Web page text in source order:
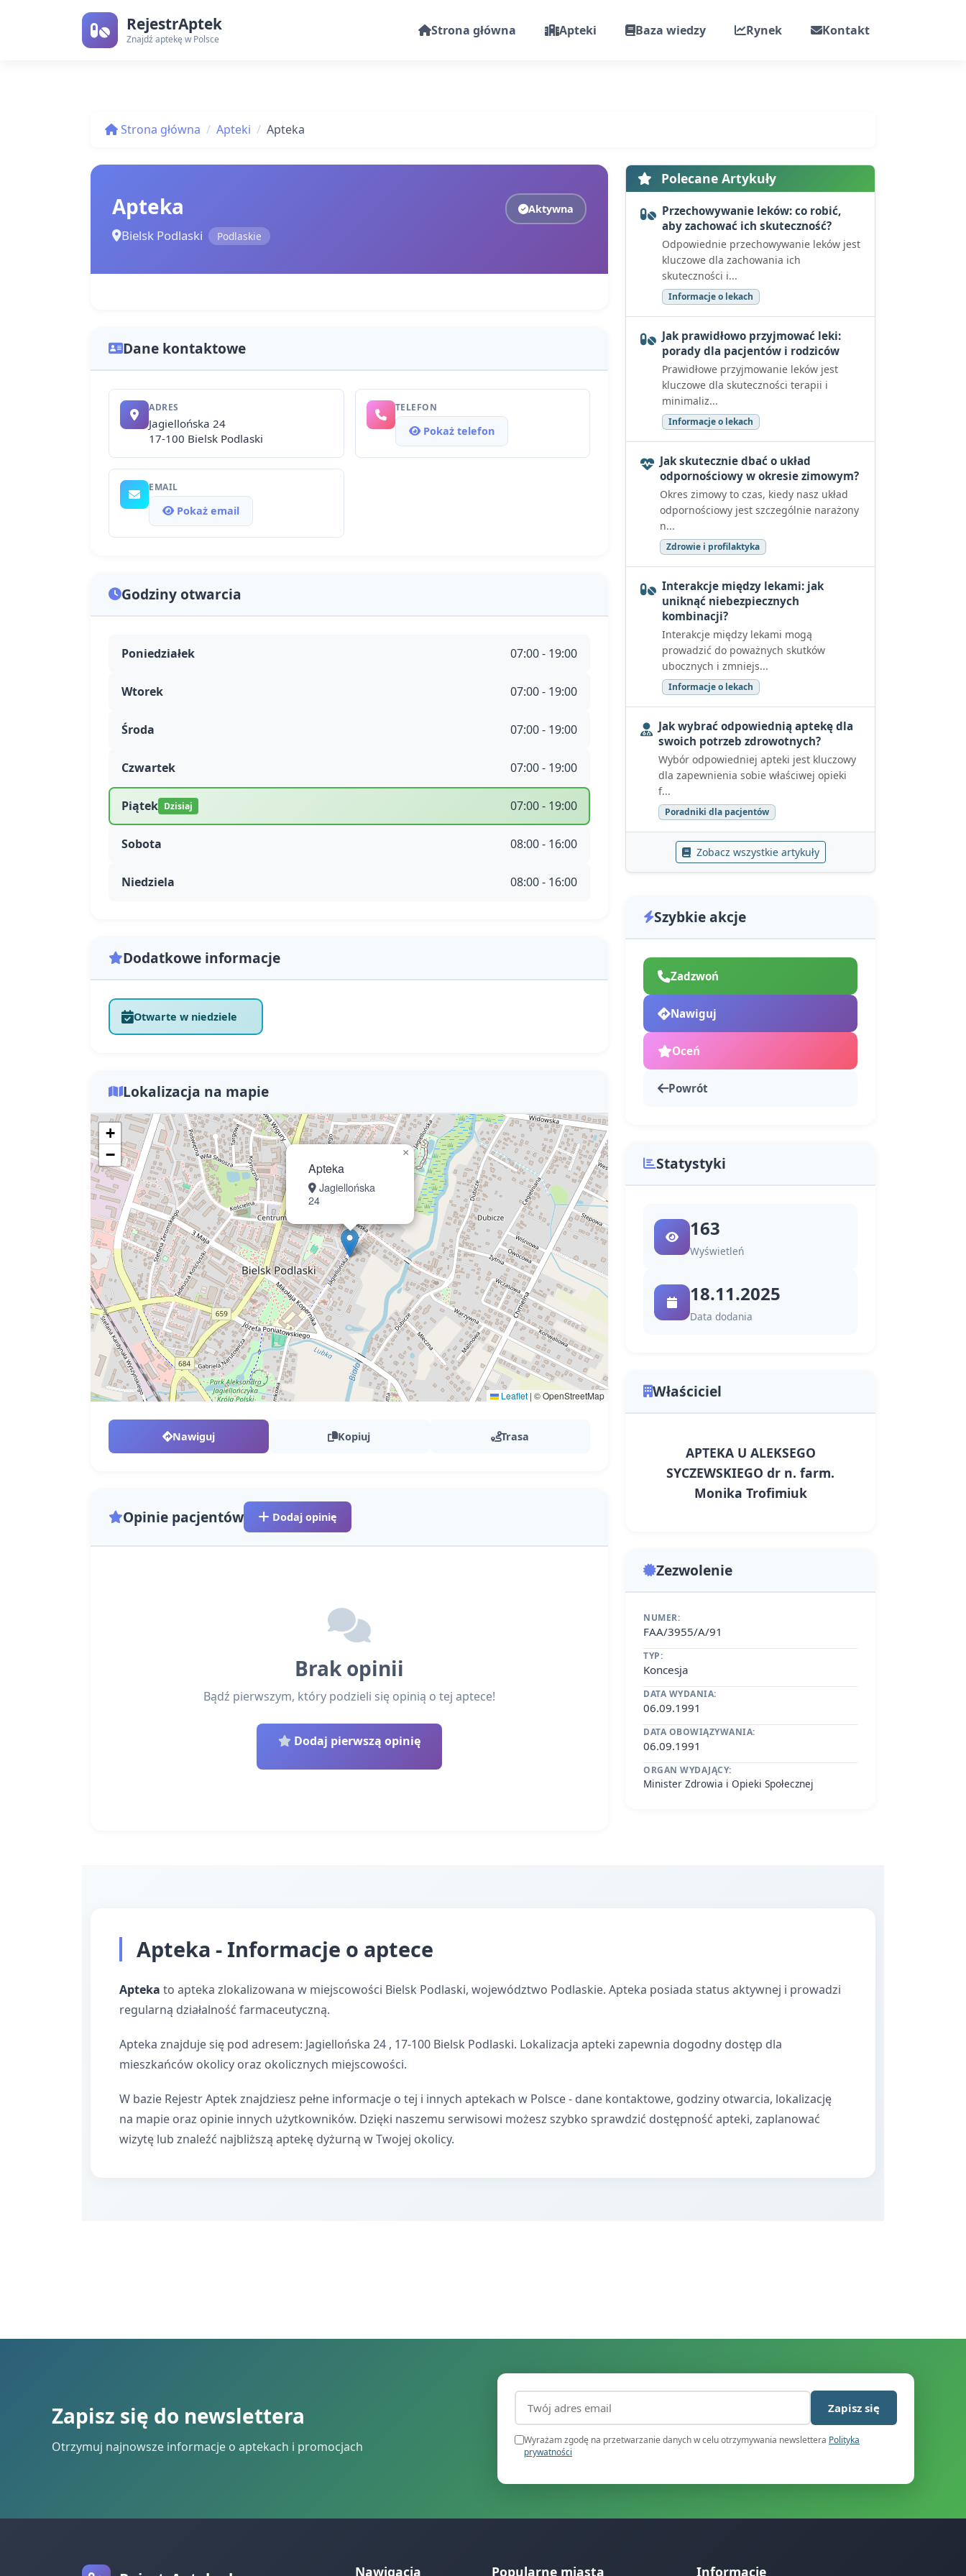
RejestrAptek
Znajdź aptekę w Polsce
Strona główna Apteki Baza wiedzy Rynek Kontakt
Strona główna Apteki Apteka
Apteka
Bielsk Podlaski Podlaskie
Aktywna
Dane kontaktowe
ADRES
Jagiellońska 24
17-100 Bielsk Podlaski
TELEFON
Pokaż telefon
EMAIL
Pokaż email
Godziny otwarcia
Poniedziałek 07:00 - 19:00
Wtorek 07:00 - 19:00
Środa 07:00 - 19:00
Czwartek 07:00 - 19:00
Piątek Dzisiaj 07:00 - 19:00
Sobota 08:00 - 16:00
Niedziela 08:00 - 16:00
Dodatkowe informacje
Otwarte w niedziele
Lokalizacja na mapie
Apteka
Jagiellońska
24
×
+
−
Leaflet | © OpenStreetMap
Nawiguj Kopiuj Trasa
Opinie pacjentów Dodaj opinię
Brak opinii
Bądź pierwszym, który podzieli się opinią o tej aptece!
Dodaj pierwszą opinię
Polecane Artykuły
Przechowywanie leków: co robić,
aby zachować ich skuteczność?
Odpowiednie przechowywanie leków jest
kluczowe dla zachowania ich
skuteczności i...
Informacje o lekach
Jak prawidłowo przyjmować leki:
porady dla pacjentów i rodziców
Prawidłowe przyjmowanie leków jest
kluczowe dla skuteczności terapii i
minimaliz...
Informacje o lekach
Jak skutecznie dbać o układ
odpornościowy w okresie zimowym?
Okres zimowy to czas, kiedy nasz układ
odpornościowy jest szczególnie narażony
n...
Zdrowie i profilaktyka
Interakcje między lekami: jak
uniknąć niebezpiecznych
kombinacji?
Interakcje między lekami mogą
prowadzić do poważnych skutków
ubocznych i zmniejs...
Informacje o lekach
Jak wybrać odpowiednią aptekę dla
swoich potrzeb zdrowotnych?
Wybór odpowiedniej apteki jest kluczowy
dla zapewnienia sobie właściwej opieki
f...
Poradniki dla pacjentów
Zobacz wszystkie artykuły
Szybkie akcje
Zadzwoń
Nawiguj
Oceń
Powrót
Statystyki
163
Wyświetleń
18.11.2025
Data dodania
Właściciel
APTEKA U ALEKSEGO
SYCZEWSKIEGO dr n. farm.
Monika Trofimiuk
Zezwolenie
NUMER:
FAA/3955/A/91
TYP:
Koncesja
DATA WYDANIA:
06.09.1991
DATA OBOWIĄZYWANIA:
06.09.1991
ORGAN WYDAJĄCY:
Minister Zdrowia i Opieki Społecznej
Apteka - Informacje o aptece
Apteka to apteka zlokalizowana w miejscowości Bielsk Podlaski, województwo Podlaskie. Apteka posiada status aktywnej i prowadzi
regularną działalność farmaceutyczną.
Apteka znajduje się pod adresem: Jagiellońska 24 , 17-100 Bielsk Podlaski. Lokalizacja apteki zapewnia dogodny dostęp dla
mieszkańców okolicy oraz okolicznych miejscowości.
W bazie Rejestr Aptek znajdziesz pełne informacje o tej i innych aptekach w Polsce - dane kontaktowe, godziny otwarcia, lokalizację
na mapie oraz opinie innych użytkowników. Dzięki naszemu serwisowi możesz szybko sprawdzić dostępność apteki, zaplanować
wizytę lub znaleźć najbliższą aptekę dyżurną w Twojej okolicy.
Zapisz się do newslettera
Otrzymuj najnowsze informacje o aptekach i promocjach
Adres email (wymagany)
Zapisz się
Wyrażam zgodę na przetwarzanie danych w celu otrzymywania newslettera Polityka
prywatności
Nawigacja Popularne miasta Informacje